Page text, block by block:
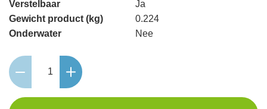
Verstelbaar
Ja
Gewicht product (kg)
0.224
Onderwater
Nee
Minus
aantal